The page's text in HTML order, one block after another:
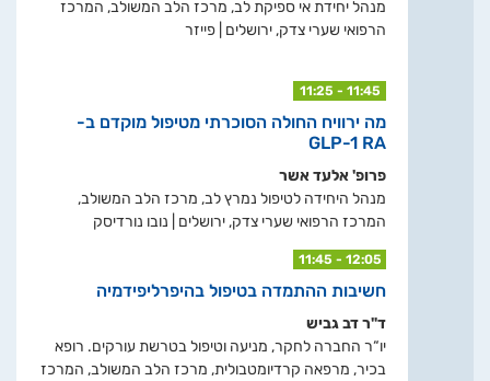
מנהל יחידת אי ספיקת לב, מרכז הלב המשולב, המרכז
הרפואי שערי צדק, ירושלים | פייזר
11:25 - 11:45
מה ירוויח החולה הסוכרתי מטיפול מוקדם ב-
GLP-1 RA
פרופ' אלעד אשר
מנהל היחידה לטיפול נמרץ לב, מרכז הלב המשולב,
המרכז הרפואי שערי צדק, ירושלים | נובו נורדיסק
11:45 - 12:05
חשיבות ההתמדה בטיפול בהיפרליפידמיה
ד"ר דב גביש
יו“ר החברה לחקר, מניעה וטיפול בטרשת עורקים. רופא
בכיר, מרפאה קרדיומטבולית, מרכז הלב המשולב, המרכז